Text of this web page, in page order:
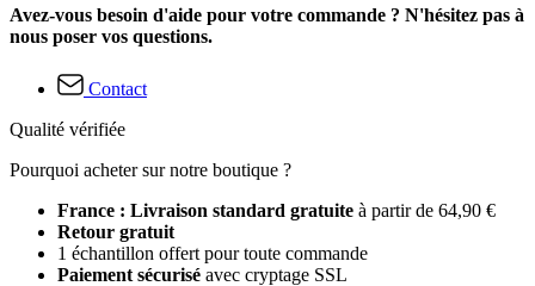
Avez-vous besoin d'aide pour votre commande ? N'hésitez pas à
nous poser vos questions.
Contact
Qualité vérifiée
Pourquoi acheter sur notre boutique ?
France : Livraison standard gratuite à partir de 64,90 €
Retour gratuit
1 échantillon offert pour toute commande
Paiement sécurisé avec cryptage SSL